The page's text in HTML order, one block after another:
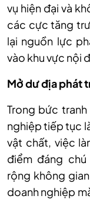
vụ hiện đại và
các cực tăng
lại nguồn lực
vào khu vực nội
Mở dư địa phát
Trong bức
nghiệp tiếp tục
vật chất, việc
điểm đáng
rộng không
doanh nghiệp